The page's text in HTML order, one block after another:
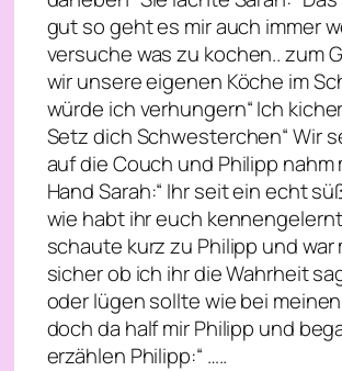
gut so geht es mir auch immer
versuche was zu kochen.. zum
wir unsere eigenen Köche im
würde ich verhungern“ Ich
Setz dich Schwesterchen“ Wir
auf die Couch und Philipp nahm
Hand Sarah:“ Ihr seit ein echt
wie habt ihr euch
schaute kurz zu Philipp und war
sicher ob ich ihr die Wahrheit
oder lügen sollte wie bei
doch da half mir Philipp und
erzählen Philipp:“ …..